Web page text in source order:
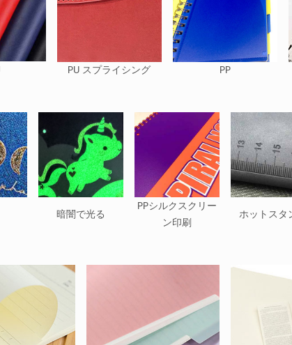
PU スプライシング PP
暗闇で光る
PPシルクスクリー
ン印刷
ホットスタ